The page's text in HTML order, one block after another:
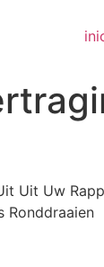
Uit Uw
Ronddraaien